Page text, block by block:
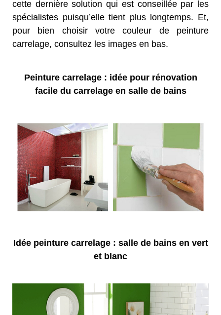
cette dernière solution qui est conseillée par les
spécialistes puisqu’elle tient plus longtemps. Et,
pour bien choisir votre couleur de peinture
carrelage, consultez les images en bas.
Peinture carrelage : idée pour rénovation
facile du carrelage en salle de bains
Idée peinture carrelage : salle de bains en vert
et blanc